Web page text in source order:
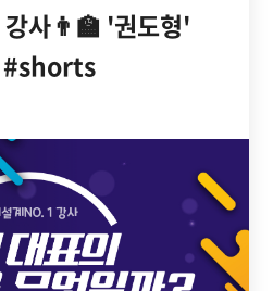
사👨‍🏫 '권도형'
#shorts